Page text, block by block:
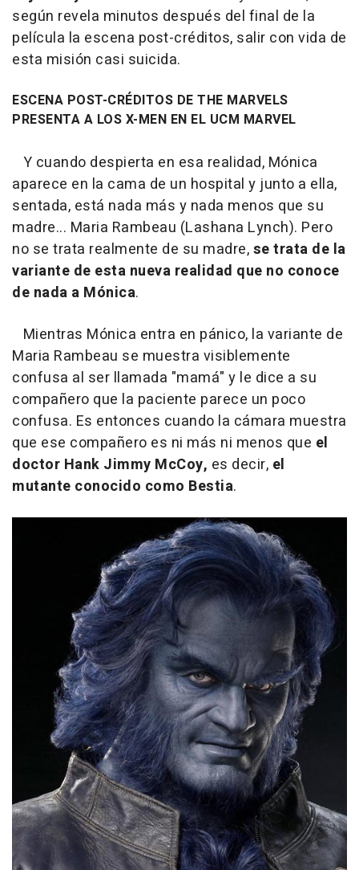
según revela minutos después del final de la
película la escena post-créditos, salir con vida de
esta misión casi suicida.
ESCENA POST-CRÉDITOS DE THE MARVELS
PRESENTA A LOS X-MEN EN EL UCM MARVEL
Y cuando despierta en esa realidad, Mónica
aparece en la cama de un hospital y junto a ella,
sentada, está nada más y nada menos que su
madre... Maria Rambeau (Lashana Lynch). Pero
no se trata realmente de su madre,se trata de la
variante de esta nueva realidad que no conoce
de nada a Mónica.
Mientras Mónica entra en pánico, la variante de
Maria Rambeau se muestra visiblemente
confusa al ser llamada "mamá" y le dice a su
compañero que la paciente parece un poco
confusa. Es entonces cuando la cámara muestra
que ese compañero es ni más ni menos que el
doctor Hank Jimmy McCoy, es decir, el
mutante conocido como Bestia.